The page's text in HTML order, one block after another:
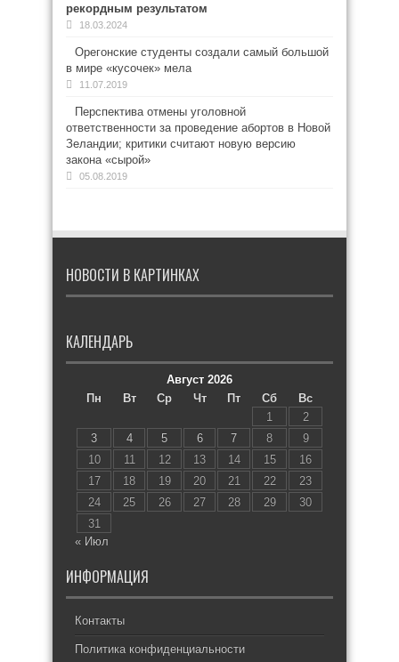
рекордным результатом
18.03.2024
Орегонские студенты создали самый большой
в мире «кусочек» мела
11.07.2019
Перспектива отмены уголовной
ответственности за проведение абортов в Новой
Зеландии; критики считают новую версию
закона «сырой»
05.08.2019
НОВОСТИ В КАРТИНКАХ
КАЛЕНДАРЬ
Август 2026
Пн
Вт Ср Чт Пт Сб
Вс
1
2
3
4 5 6 7 8
9
10
11 12 13 14 15
16
17
18 19 20 21 22
23
24
25 26 27 28 29
30
31
« Июл
ИНФОРМАЦИЯ
Контакты
Политика конфиденциальности